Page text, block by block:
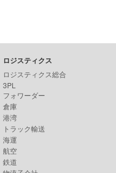
ロジスティクス
ロジスティクス総合
3PL
フォワーダー
倉庫
港湾
トラック輸送
海運
航空
鉄道